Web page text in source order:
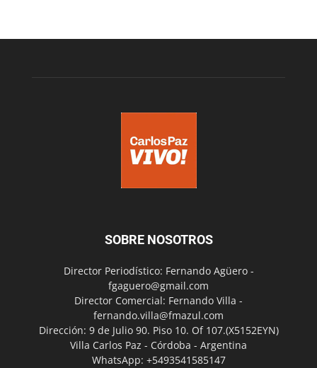
SOBRE NOSOTROS
Director Periodístico: Fernando Agüero -
fgaguero@gmail.com
Director Comercial: Fernando Villa -
fernando.villa@fmazul.com
Dirección: 9 de Julio 90. Piso 10. Of 107.(X5152EYN)
Villa Carlos Paz - Córdoba - Argentina
WhatsApp: +5493541585147